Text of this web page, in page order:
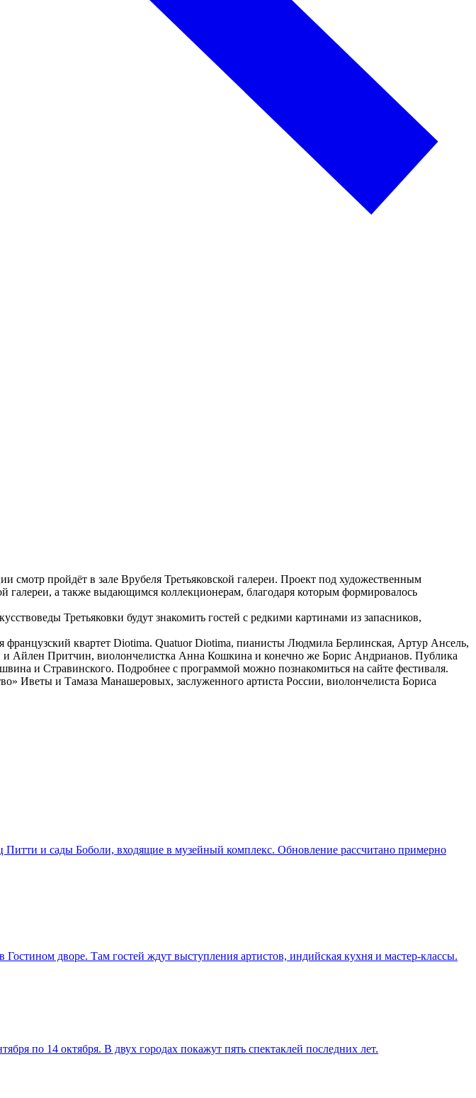
пройдёт в зале Врубеля Третьяковской галереи. Проект под художественным
галереи, а также выдающимся коллекционерам, благодаря которым формировалось
Третьяковки будут знакомить гостей с редкими картинами из запасников,
французский квартет Diotima. Quatuor Diotima, пианисты Людмила Берлинская, Артур Ансель,
Айлен Притчин, виолончелистка Анна Кошкина и конечно же Борис Андрианов. Публика
и Стравинского. Подробнее с программой можно познакомиться на сайте фестиваля.
Иветы и Тамаза Манашеровых, заслуженного артиста России, виолончелиста Бориса
и сады Боболи, входящие в музейный комплекс. Обновление рассчитано примерно
дворе. Там гостей ждут выступления артистов, индийская кухня и мастер-классы.
по 14 октября. В двух городах покажут пять спектаклей последних лет.